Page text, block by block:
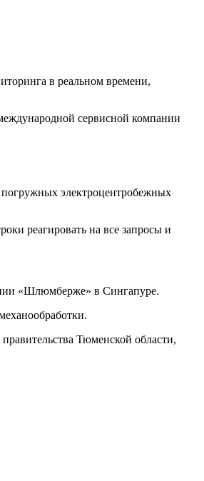
в реальном времени,
сервисной компании
электроцентробежных
реагировать на все запросы и
«Шлюмберже» в Сингапуре.
Тюменской области,